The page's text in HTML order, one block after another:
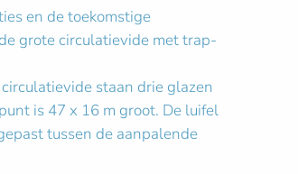
en de toekomstige
grote circulatievide met trap-
staan drie glazen
is 47 x 16 m groot. De luifel
tussen de aanpalende